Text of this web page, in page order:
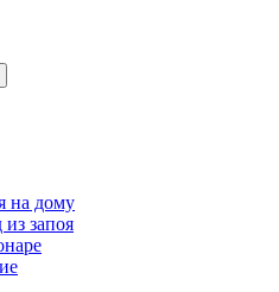
на дому
запоя